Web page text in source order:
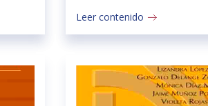
Leer contenido